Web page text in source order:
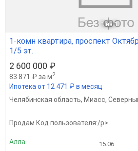
1 из 1
1-комн квартира, проспект
1/5 эт.
2 600 000 ₽
83 871 ₽ за м2
Ипотека от 12 471 ₽ в месяц
Челябинская область, Миасс,
Продам Код пользователя:/p>
Алла 15.06